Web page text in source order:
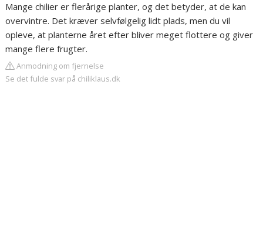
Mange chilier er flerårige planter, og det betyder, at de kan
overvintre. Det kræver selvfølgelig lidt plads, men du vil
opleve, at planterne året efter bliver meget flottere og giver
mange flere frugter.
Anmodning om fjernelse
Se det fulde svar på chiliklaus.dk